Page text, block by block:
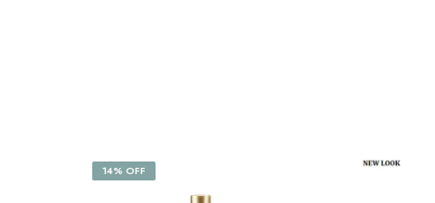
14% OFF